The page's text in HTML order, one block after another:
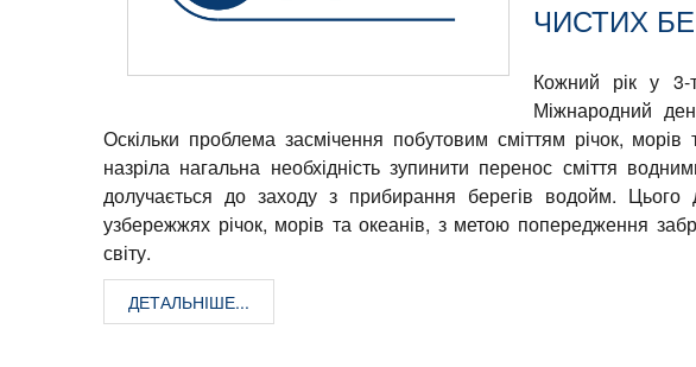
ЧИСТИХ
Кожний рік у 3-
Міжнародний
Оскільки проблема засмічення побутовим сміттям річок,
назріла нагальна необхідність зупинити перенос сміття
долучається до заходу з прибирання берегів водойм. Цього
узбережжях річок, морів та океанів, з метою попередження
світу.
ДЕТАЛЬНІШЕ...